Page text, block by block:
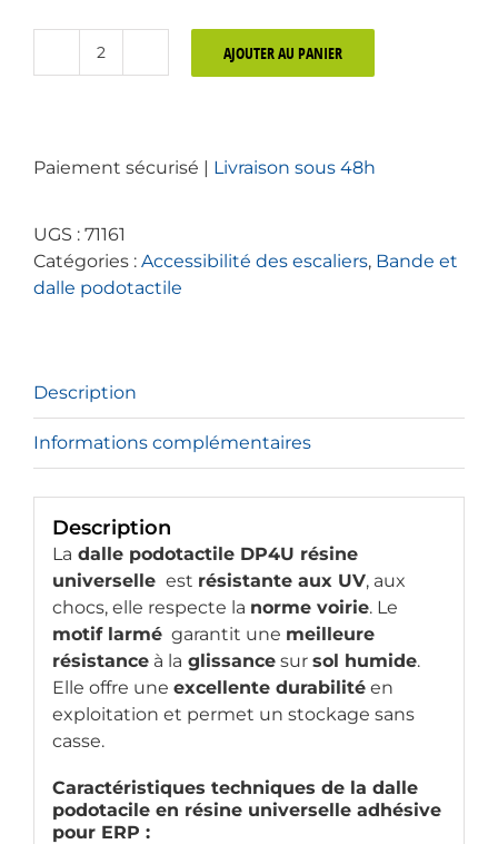
quantité
handicap
résine
universelle
adhésive
AJOUTER AU PANIER
Paiement sécurisé | Livraison sous 48h
UGS : 71161
Catégories : Accessibilité des escaliers, Bande et
dalle podotactile
Description
Informations complémentaires
Description
La dalle podotactile DP4U résine
universelle est résistante aux UV, aux
chocs, elle respecte la norme voirie. Le
motif larmégarantit une meilleure
résistanceà la glissancesur sol humide.
Elle offre une excellente durabilitéen
exploitation et permet un stockage sans
casse.
Caractéristiques techniques de la dalle
podotacile en résine universelleadhésive
pour ERP :